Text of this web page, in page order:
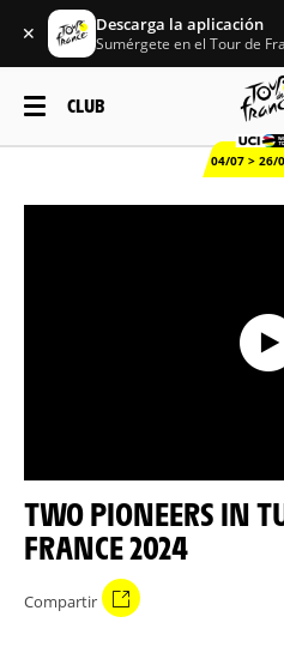
✕ Descarga la aplicación
Sumérgete en el Tour de
CLUB
04/07 > 26/
TWO PIONEERS IN TURIN - TOUR DE
FRANCE 2024
Compartir